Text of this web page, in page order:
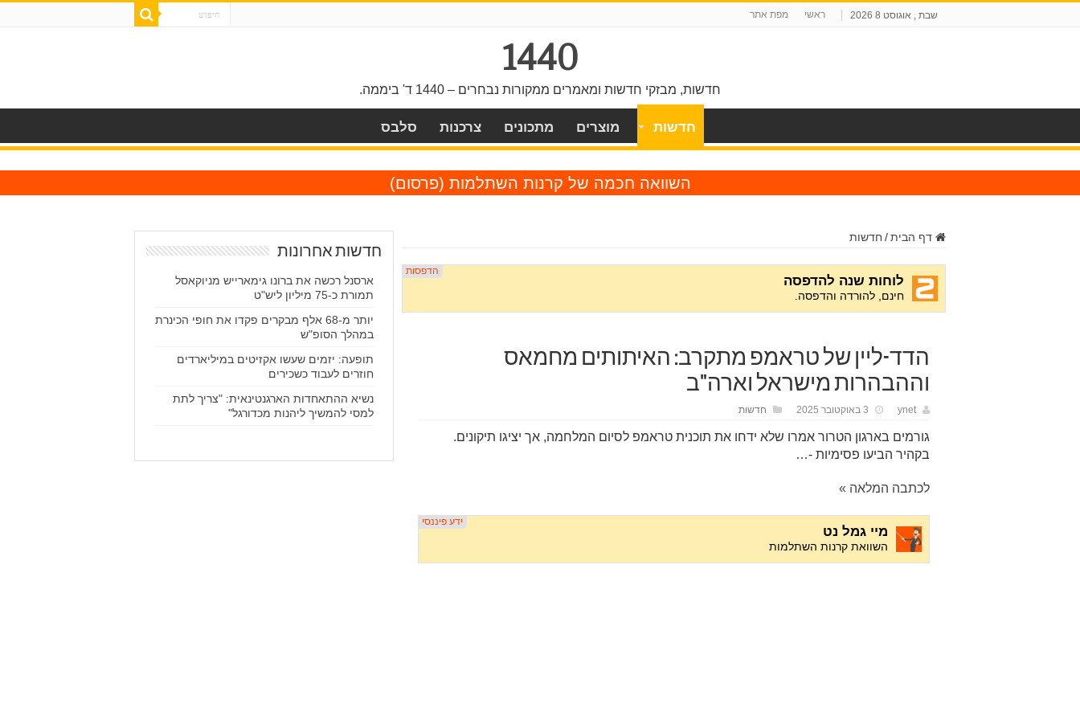
שבת , אוגוסט 8 2026 ראשי מפת אתר
1440
חדשות, מבזקי חדשות ומאמרים ממקורות נבחרים – 1440 ד' ביממה.
חדשות מוצרים מתכונים צרכנות סלבס
השוואה חכמה של קרנות השתלמות (פרסום)
דף הבית/ חדשות
הדד-ליין של טראמפ מתקרב: האיתותים מחמאס
וההבהרות מישראל וארה"ב
ynet 3 באוקטובר 2025 חדשות
גורמים בארגון הטרור אמרו שלא ידחו את תוכנית טראמפ לסיום המלחמה, אך יציגו תיקונים.
בקהיר הביעו פסימיות -…
לכתבה המלאה »
חדשות אחרונות
ארסנל רכשה את ברונו גימארייש מניוקאסל
תמורת כ-75 מיליון ליש"ט
יותר מ-68 אלף מבקרים פקדו את חופי הכינרת
במהלך הסופ"ש
תופעה: יזמים שעשו אקזיטים במיליארדים
חוזרים לעבוד כשכירים
נשיא ההתאחדות הארגנטינאית: "צריך לתת
למסי להמשיך ליהנות מכדורגל"